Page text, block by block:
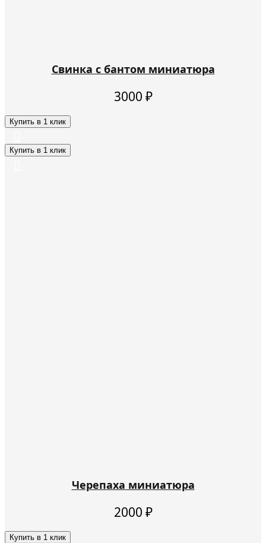
Свинка с бантом миниатюра
3000 ₽
Купить в 1 клик
Купить в 1 клик
Черепаха миниатюра
2000 ₽
Купить в 1 клик